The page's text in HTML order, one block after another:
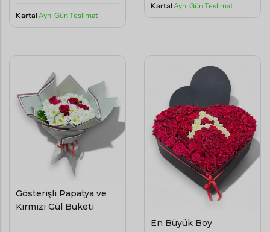
KartalAynı Gün Teslimat
KartalAynı Gün Teslimat
Gösterişli Papatya ve
Kırmızı Gül Buketi
En Büyük Boy